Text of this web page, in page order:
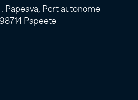
Papeava, Port autonome
Papeete